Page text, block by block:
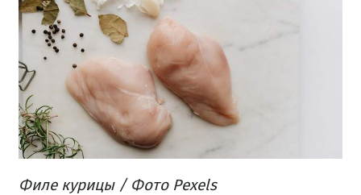
Филе курицы / Фото Pexels